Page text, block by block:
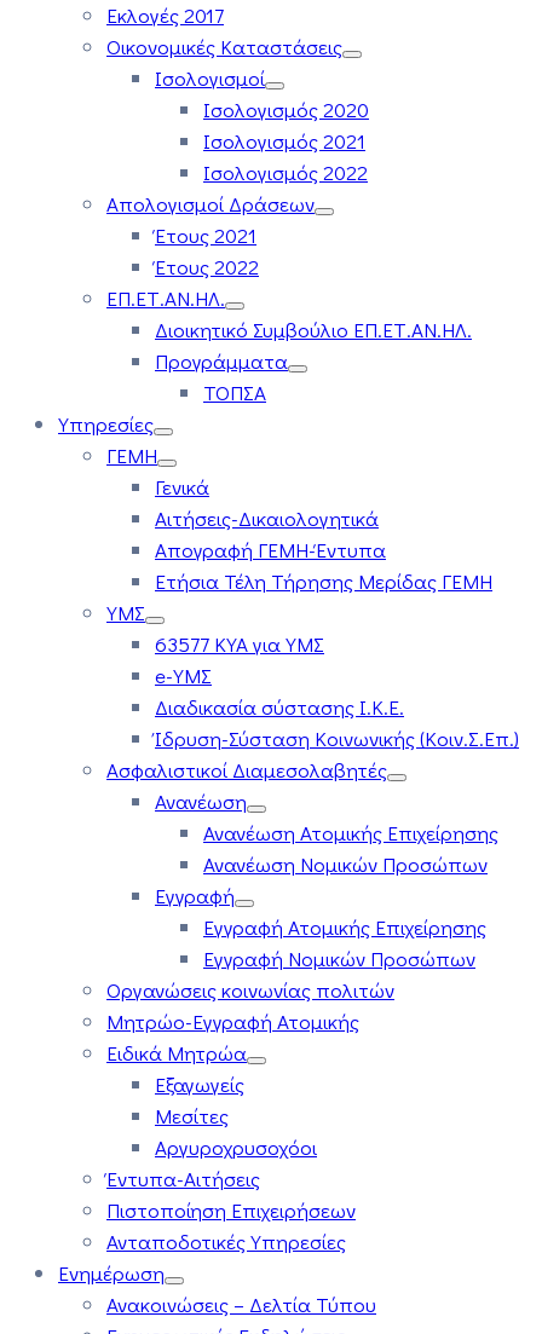
Εκλογές 2017
Οικονομικές Καταστάσεις
Ισολογισμοί
Ισολογισμός 2020
Ισολογισμός 2021
Ισολογισμός 2022
Απολογισμοί Δράσεων
Έτους 2021
Έτους 2022
ΕΠ.ΕΤ.ΑΝ.ΗΛ.
Διοικητικό Συμβούλιο ΕΠ.ΕΤ.ΑΝ.ΗΛ.
Προγράμματα
ΤΟΠΣΑ
Υπηρεσίες
ΓΕΜΗ
Γενικά
Αιτήσεις-Δικαιολογητικά
Απογραφή ΓΕΜΗ-Έντυπα
Ετήσια Τέλη Τήρησης Μερίδας ΓΕΜΗ
ΥΜΣ
63577 ΚΥΑ για ΥΜΣ
e-ΥΜΣ
Διαδικασία σύστασης Ι.Κ.Ε.
Ίδρυση-Σύσταση Κοινωνικής (Κοιν.Σ.Επ.)
Ασφαλιστικοί Διαμεσολαβητές
Ανανέωση
Ανανέωση Ατομικής Επιχείρησης
Ανανέωση Νομικών Προσώπων
Εγγραφή
Εγγραφή Ατομικής Επιχείρησης
Εγγραφή Νομικών Προσώπων
Οργανώσεις κοινωνίας πολιτών
Μητρώο-Εγγραφή Ατομικής
Ειδικά Μητρώα
Εξαγωγείς
Μεσίτες
Αργυροχρυσοχόοι
Έντυπα-Αιτήσεις
Πιστοποίηση Επιχειρήσεων
Ανταποδοτικές Υπηρεσίες
Ενημέρωση
Ανακοινώσεις – Δελτία Τύπου